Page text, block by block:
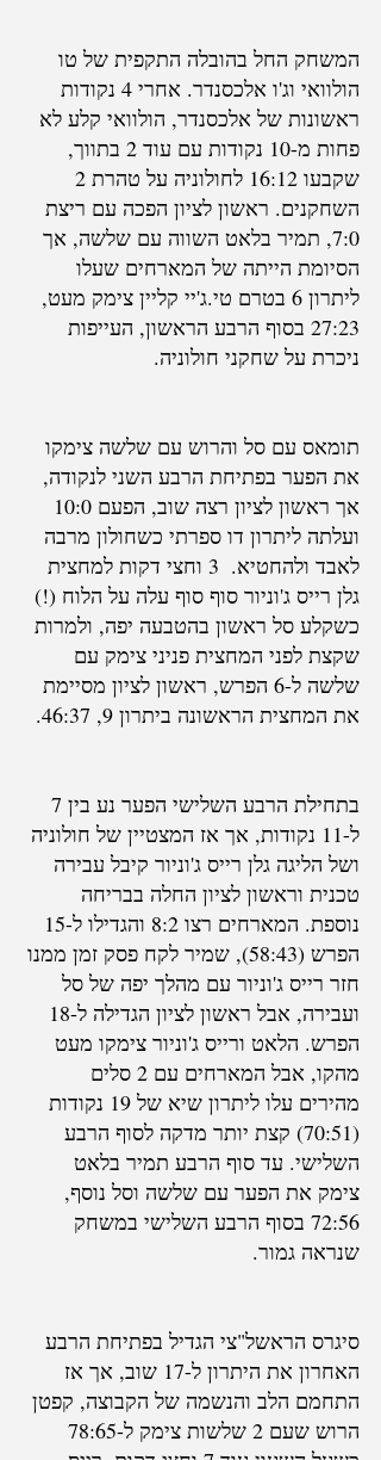
המשחק החל בהובלה התקפית של טו
הולוואי וג'ו אלכסנדר. אחרי 4 נקודות
ראשונות של אלכסנדר, הולוואי קלע לא
פחות מ-10 נקודות עם עוד 2 בתווך,
השחקנים. ראשון לציון הפכה עם ריצת
7:0, תמיר בלאט השווה עם שלשה, אך
הסיומת הייתה של המארחים שעלו
ליתרון 6 בטרם טי.ג'יי קליין צימק מעט,
27:23 בסוף הרבע הראשון, העייפות
ניכרת על שחקני חולוניה.
תומאס עם סל והרוש עם שלשה צימקו
את הפער בפתיחת הרבע השני לנקודה,
ועלתה ליתרון דו ספרתי כשחולון מרבה
לאבד ולהחטיא.  3 וחצי דקות למחצית
גלן רייס ג'וניור סוף סוף עלה על הלוח (!)
כשקלע סל ראשון בהטבעה יפה, ולמרות
שקצת לפני המחצית פניני צימק עם
שלשה ל-6 הפרש, ראשון לציון מסיימת
את המחצית הראשונה ביתרון 9, 46:37.
ל-11 נקודות, אך אז המצטיין של חולוניה
ושל הליגה גלן רייס ג'וניור קיבל עבירה
טכנית וראשון לציון החלה בבריחה
הפרש (58:43), שמיר לקח פסק זמן ממנו
חזר רייס ג'וניור עם מהלך יפה של סל
הפרש. הלאט ורייס ג'וניור צימקו מעט
מהקו, אבל המארחים עם 2 סלים
מהירים עלו ליתרון שיא של 19 נקודות
(70:51) קצת יותר מדקה לסוף הרבע
השלישי. עד סוף הרבע תמיר בלאט
צימק את הפער עם שלשה וסל נוסף,
72:56 בסוף הרבע השלישי במשחק
שנראה גמור.
סיגרס הראשל"צי הגדיל בפתיחת הרבע
האחרון את היתרון ל-17 שוב, אך אז
התחמם הלב והנשמה של הקבוצה, קפטן